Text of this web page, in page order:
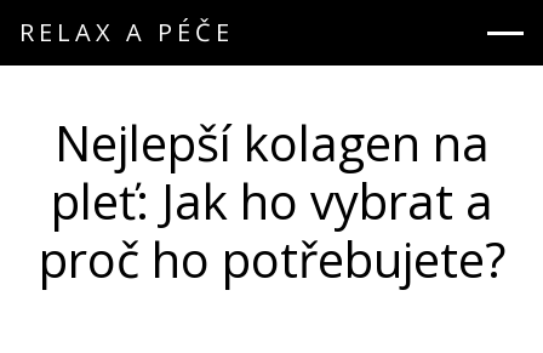
RELAX A PÉČE
Nejlepší kolagen na
pleť: Jak ho vybrat a
proč ho potřebujete?